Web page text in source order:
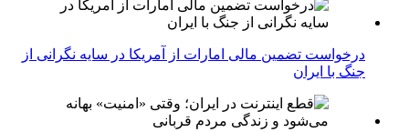
درخواست تضمین مالی امارات از آمریکا در سایه نگرانی از
جنگ با ایران